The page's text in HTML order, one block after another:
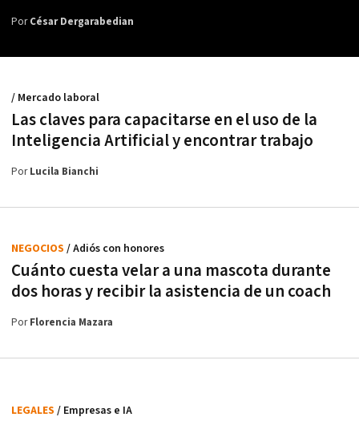
PorCésar Dergarabedian
Las claves para capacitarse en el uso de la
Inteligencia Artificial y encontrar trabajo
/ Mercado laboral
PorLucila Bianchi
Cuánto cuesta velar a una mascota durante
dos horas y recibir la asistencia de un coach
NEGOCIOS / Adiós con honores
PorFlorencia Mazara
LEGALES / Empresas e IA